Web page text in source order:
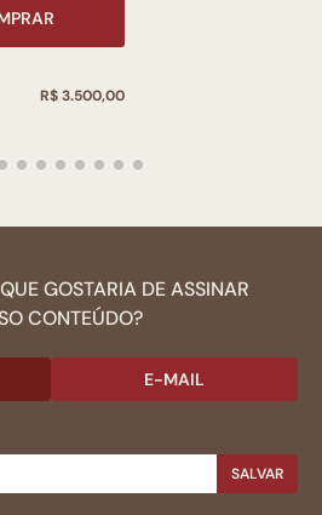
R$ 3.500,00
GOSTARIA DE ASSINAR
CONTEÚDO?
E-MAIL
SALVAR